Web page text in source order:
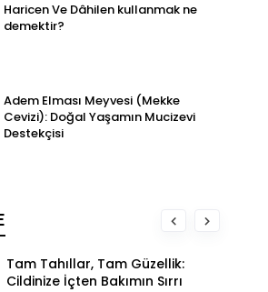
Haricen Ve Dâhilen kullanmak ne
demektir?
Adem Elması Meyvesi (Mekke
Cevizi): Doğal Yaşamın Mucizevi
Destekçisi
Tam Tahıllar, Tam Güzellik:
Cildinize İçten Bakımın Sırrı